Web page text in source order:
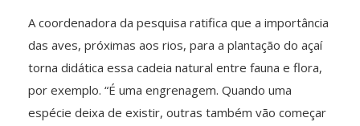
A coordenadora da pesquisa ratifica que a importância
das aves, próximas aos rios, para a plantação do açaí
torna didática essa cadeia natural entre fauna e flora,
por exemplo. “É uma engrenagem. Quando uma
espécie deixa de existir, outras também vão começar